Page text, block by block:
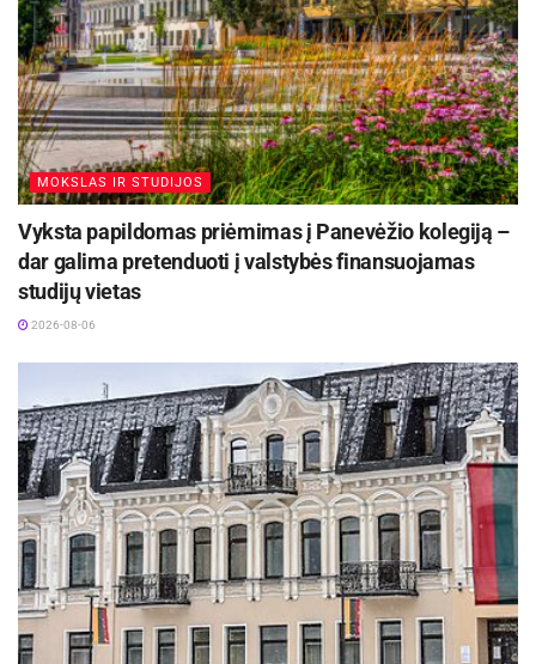
MOKSLAS IR STUDIJOS
Vyksta papildomas priėmimas į Panevėžio kolegiją –
dar galima pretenduoti į valstybės finansuojamas
studijų vietas
2026-08-06